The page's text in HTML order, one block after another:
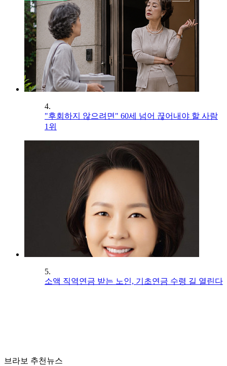
4.
"후회하지 않으려면" 60세 넘어 끊어내야 할 사람
1위
5.
소액 직역연금 받는 노인, 기초연금 수령 길 열린다
브라보 추천뉴스